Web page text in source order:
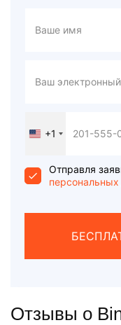
United
+1
+1
Отправля
Отзывы о